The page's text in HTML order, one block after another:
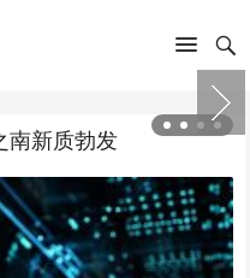
南新质勃发